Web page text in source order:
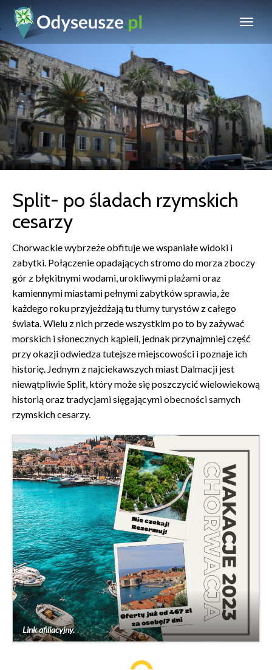
Split- po śladach rzymskich
cesarzy
Chorwackie wybrzeże obfituje we wspaniałe widoki i
zabytki. Połączenie opadających stromo do morza zboczy
gór z błękitnymi wodami, urokliwymi plażami oraz
kamiennymi miastami pełnymi zabytków sprawia, że
każdego roku przyjeżdżają tu tłumy turystów z całego
świata. Wielu z nich przede wszystkim po to by zażywać
morskich i słonecznych kąpieli, jednak przynajmniej część
przy okazji odwiedza tutejsze miejscowości i poznaje ich
historię. Jednym z najciekawszych miast Dalmacji jest
niewątpliwie Split, który może się poszczycić wielowiekową
historią oraz tradycjami sięgającymi obecności samych
rzymskich cesarzy.
Link afiliacyjny.